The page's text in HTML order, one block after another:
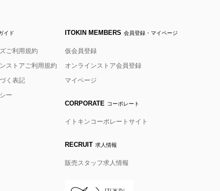
イド
ご利用規約
ストアご利用規約
く表記
ー
ITOKIN MEMBERS 会員登録・マイページ
仮会員登録
オンラインストア会員登録
マイページ
CORPORATE コーポレート
イトキンコーポレートサイト
RECRUIT 求人情報
販売スタッフ求人情報